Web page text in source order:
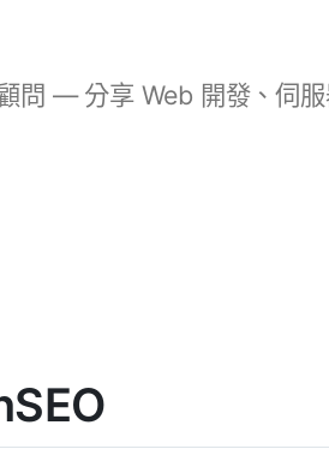
問 — 分享 Web 開發、伺